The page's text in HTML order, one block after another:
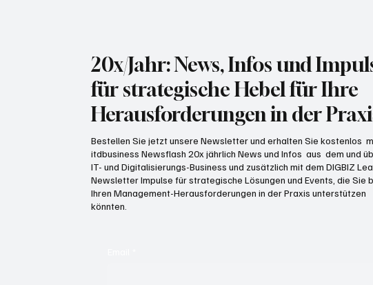
20x/Jahr: News, Infos und
für strategische Hebel für Ihre
Herausforderungen in der
Bestellen Sie jetzt unsere Newsletter und erhalten Sie kostenlos
itdbusiness Newsflash 20x jährlich News und Infos aus dem und
IT- und Digitalisierungs-Business und zusätzlich mit dem DIGBIZ
Newsletter Impulse für strategische Lösungen und Events, die Sie
Ihren Management-Herausforderungen in der Praxis unterstützen
könnten.